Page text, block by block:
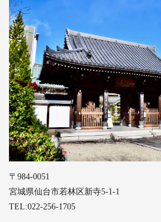
〒984-0051
宮城県仙台市若林区新寺5-1-1
TEL:022-256-1705